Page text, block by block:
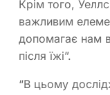
Крім того,
важливим
допомагає нам
після їжі”.
“В цьому